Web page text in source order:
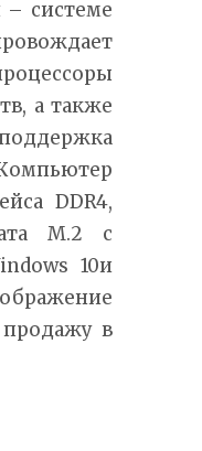
– системе
а также
DDR4,
M.2 с
10и
в